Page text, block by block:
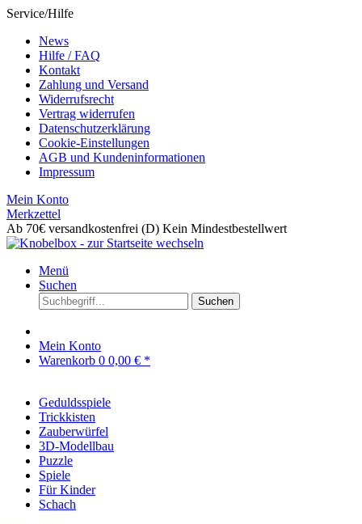
Service/Hilfe
News
Hilfe / FAQ
Kontakt
Zahlung und Versand
Widerrufsrecht
Vertrag widerrufen
Datenschutzerklärung
Cookie-Einstellungen
AGB und Kundeninformationen
Impressum
Mein Konto
Merkzettel
Ab 70€ versandkostenfrei (D) Kein Mindestbestellwert
Menü
Suchen
Suchen
Mein Konto
Warenkorb 0 0,00 € *
Geduldsspiele
Trickkisten
Zauberwürfel
3D-Modellbau
Puzzle
Spiele
Für Kinder
Schach